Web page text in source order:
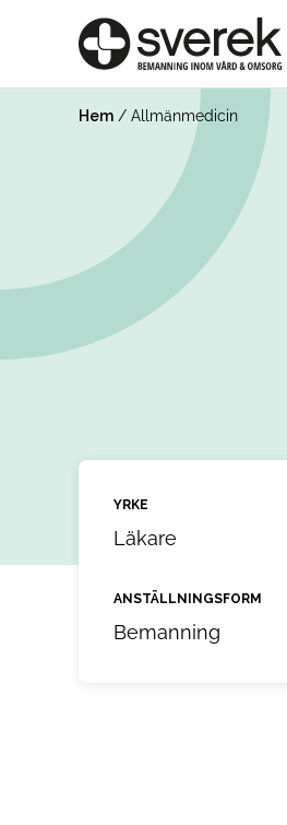
Hem / Allmänmedicin
YRKE
Läkare
ANSTÄLLNINGSFORM
Bemanning